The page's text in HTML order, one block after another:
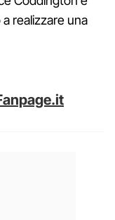
realizzare una